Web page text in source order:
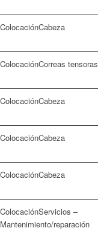
Cabeza
Correas tensoras
Cabeza
Cabeza
Cabeza
Servicios –
Mantenimiento/reparación